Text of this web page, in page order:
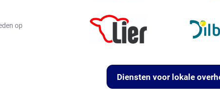
op
Diensten voor lokale